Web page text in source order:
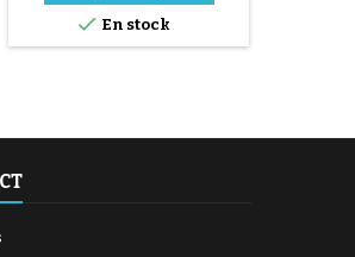
 En stock